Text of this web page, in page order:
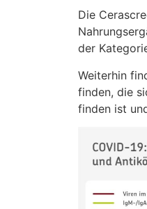
Die
der
Weiterhin
finden, die
finden ist